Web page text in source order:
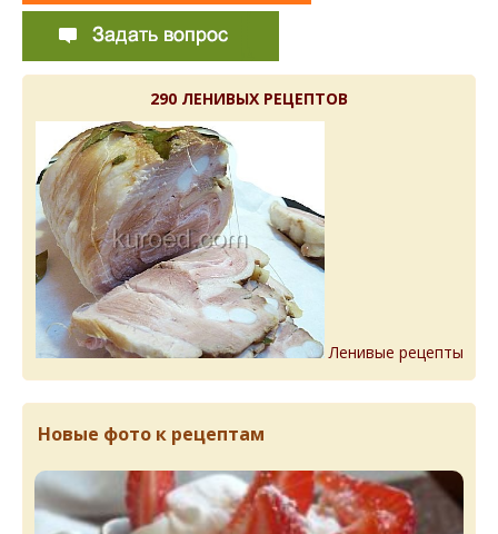
290 ЛЕНИВЫХ РЕЦЕПТОВ
Ленивые рецепты
Новые фото к рецептам